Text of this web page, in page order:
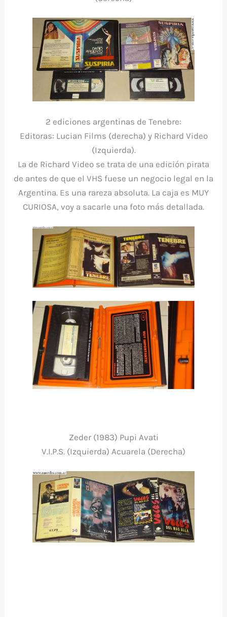
2 ediciones argentinas de Tenebre:
Editoras: Lucian Films (derecha) y Richard Video
(Izquierda).
La de Richard Video se trata de una edición pirata
de antes de que el VHS fuese un negocio legal en la
Argentina. Es una rareza absoluta. La caja es MUY
CURIOSA, voy a sacarle una foto más detallada.
Zeder (1983) Pupi Avati
V.I.P.S. (Izquierda) Acuarela (Derecha)